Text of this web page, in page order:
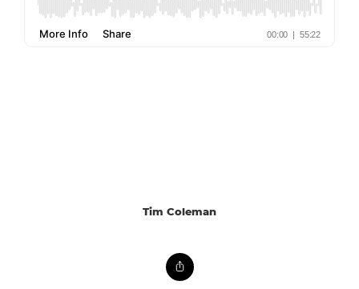
Tim Coleman